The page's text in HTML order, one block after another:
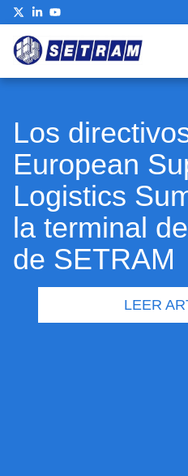
Los
European
Logistics
la terminal
de SETRAM
LEER